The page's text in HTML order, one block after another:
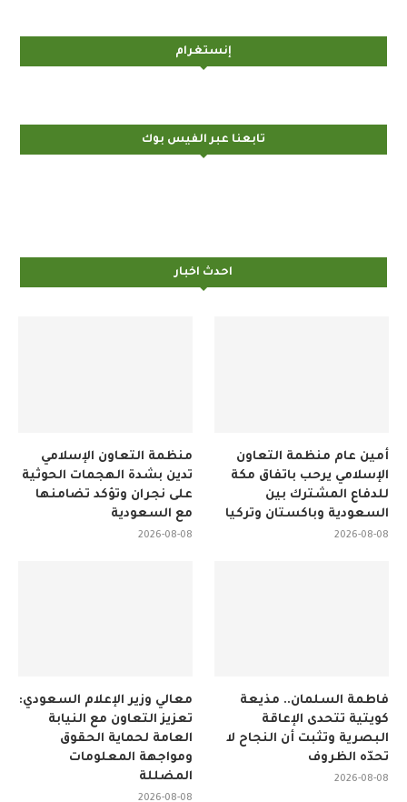
إنستغرام
تابعنا عبر الفيس بوك
احدث اخبار
منظمة التعاون الإسلامي
تدين بشدة الهجمات الحوثية
على نجران وتؤكد تضامنها
مع السعودية
2026-08-08
أمين عام منظمة التعاون
الإسلامي يرحب باتفاق مكة
للدفاع المشترك بين
السعودية وباكستان وتركيا
2026-08-08
معالي وزير الإعلام السعودي:
تعزيز التعاون مع النيابة
العامة لحماية الحقوق
ومواجهة المعلومات
المضللة
2026-08-08
فاطمة السلمان.. مذيعة
كويتية تتحدى الإعاقة
البصرية وتثبت أن النجاح لا
تحدّه الظروف
2026-08-08